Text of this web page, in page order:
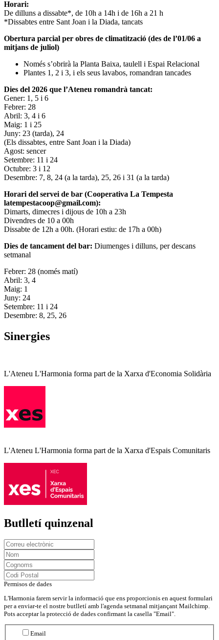
Horari:
De dilluns a dissabte*, de 10h a 14h i de 16h a 21 h
*Dissabtes entre Sant Joan i la Diada, tancats
Obertura parcial per obres de climatització (des de l’01/06 a
mitjans de juliol)
Només s’obrirà la Planta Baixa, taulell i Espai Relacional
Plantes 1, 2 i 3, i els seus lavabos, romandran tancades
Dies del 2026 que l’Ateneu romandrà tancat:
Gener: 1, 5 i 6
Febrer: 28
Abril: 3, 4 i 6
Maig: 1 i 25
Juny: 23 (tarda), 24
(Els dissabtes, entre Sant Joan i la Diada)
Agost: sencer
Setembre: 11 i 24
Octubre: 3 i 12
Desembre: 7, 8, 24 (a la tarda), 25, 26 i 31 (a la tarda)
Horari del servei de bar (Cooperativa La Tempesta
latempestacoop@gmail.com):
Dimarts, dimecres i dijous de 10h a 23h
Divendres de 10 a 00h
Dissabte de 12h a 00h. (Horari estiu: de 17h a 00h)
Dies de tancament del bar: Diumenges i dilluns, per descans
setmanal
Febrer: 28 (només matí)
Abril: 3, 4
Maig: 1
Juny: 24
Setembre: 11 i 24
Desembre: 8, 25, 26
Sinergies
L'Ateneu L'Harmonia forma part de la Xarxa d'Economia Solidària
L'Ateneu L'Harmonia forma part de la Xarxa d'Espais Comunitaris
Butlletí quinzenal
Permisos de dades
L'Harmonia farem servir la informació que ens proporcionis en aquest formulari
per a enviar-te el nostre butlletí amb l'agenda setmanal mitjançant Mailchimp.
Pots acceptar la protecció de dades confirmant la casella "Email".
Email